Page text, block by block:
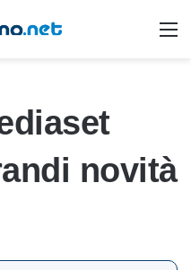
novità